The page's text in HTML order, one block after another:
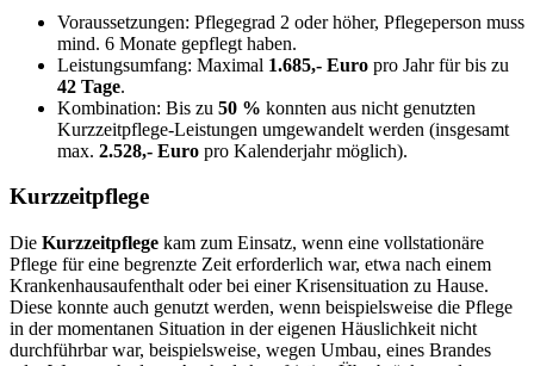
Voraussetzungen: Pflegegrad 2 oder höher, Pflegeperson muss
mind. 6 Monate gepflegt haben.
Leistungsumfang: Maximal 1.685,- Euro pro Jahr für bis zu
42 Tage.
Kombination: Bis zu 50 % konnten aus nicht genutzten
Kurzzeitpflege-Leistungen umgewandelt werden (insgesamt
max. 2.528,- Euro pro Kalenderjahr möglich).
Kurzzeitpflege
Die Kurzzeitpflege kam zum Einsatz, wenn eine vollstationäre
Pflege für eine begrenzte Zeit erforderlich war, etwa nach einem
Krankenhausaufenthalt oder bei einer Krisensituation zu Hause.
Diese konnte auch genutzt werden, wenn beispielsweise die Pflege
in der momentanen Situation in der eigenen Häuslichkeit nicht
durchführbar war, beispielsweise, wegen Umbau, eines Brandes